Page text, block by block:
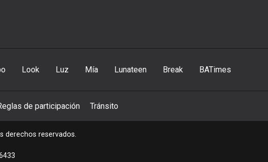
Look Luz Mía Lunateen Break BATimes
de participación Tránsito
derechos reservados.